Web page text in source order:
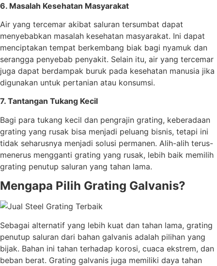
6. Masalah Kesehatan Masyarakat
Air yang tercemar akibat saluran tersumbat dapat
menyebabkan masalah kesehatan masyarakat. Ini dapat
menciptakan tempat berkembang biak bagi nyamuk dan
serangga penyebab penyakit. Selain itu, air yang tercemar
juga dapat berdampak buruk pada kesehatan manusia jika
digunakan untuk pertanian atau konsumsi.
7. Tantangan Tukang Kecil
Bagi para tukang kecil dan pengrajin grating, keberadaan
grating yang rusak bisa menjadi peluang bisnis, tetapi ini
tidak seharusnya menjadi solusi permanen. Alih-alih terus-
menerus mengganti grating yang rusak, lebih baik memilih
grating penutup saluran yang tahan lama.
Mengapa Pilih Grating Galvanis?
Sebagai alternatif yang lebih kuat dan tahan lama, grating
penutup saluran dari bahan galvanis adalah pilihan yang
bijak. Bahan ini tahan terhadap korosi, cuaca ekstrem, dan
beban berat. Grating galvanis juga memiliki daya tahan